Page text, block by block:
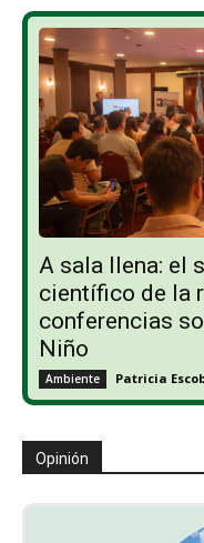
A sala llena: el
científico de la
conferencias
Niño
Ambiente Patricia
Opinión